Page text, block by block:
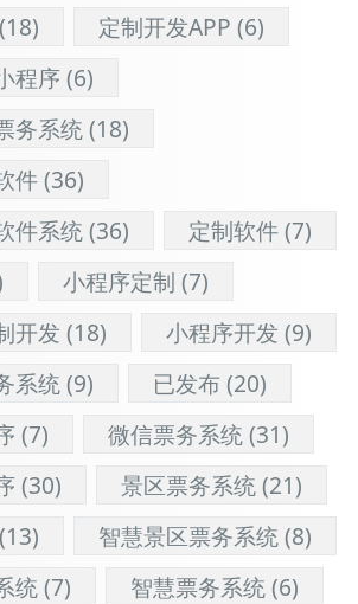
(18) 定制开发APP (6)
程序(6)
务系统(18)
件(36)
件系统(36) 定制软件(7)
小程序定制 (7)
开发 (18) 小程序开发 (9)
系统(9) 已发布(20)
(7) 微信票务系统(31)
(30) 景区票务系统(21)
(13) 智慧景区票务系统(8)
统(7) 智慧票务系统(6)